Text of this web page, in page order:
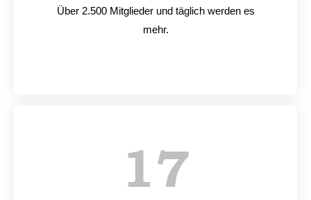
Über 2.500 Mitglieder und täglich werden es
mehr.
17